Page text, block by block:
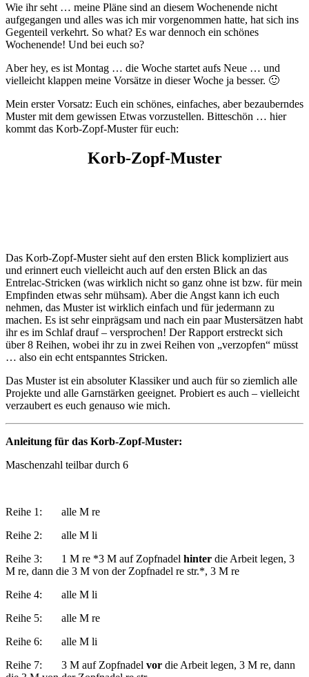
Wie ihr seht … meine Pläne sind an diesem Wochenende nicht
aufgegangen und alles was ich mir vorgenommen hatte, hat sich ins
Gegenteil verkehrt. So what? Es war dennoch ein schönes
Wochenende! Und bei euch so?
Aber hey, es ist Montag … die Woche startet aufs Neue … und
vielleicht klappen meine Vorsätze in dieser Woche ja besser. 🙂
Mein erster Vorsatz: Euch ein schönes, einfaches, aber bezauberndes
Muster mit dem gewissen Etwas vorzustellen. Bitteschön … hier
kommt das Korb-Zopf-Muster für euch:
Korb-Zopf-Muster
Das Korb-Zopf-Muster sieht auf den ersten Blick kompliziert aus
und erinnert euch vielleicht auch auf den ersten Blick an das
Entrelac-Stricken (was wirklich nicht so ganz ohne ist bzw. für mein
Empfinden etwas sehr mühsam). Aber die Angst kann ich euch
nehmen, das Muster ist wirklich einfach und für jedermann zu
machen. Es ist sehr einprägsam und nach ein paar Mustersätzen habt
ihr es im Schlaf drauf – versprochen! Der Rapport erstreckt sich
über 8 Reihen, wobei ihr zu in zwei Reihen von „verzopfen“ müsst
… also ein echt entspanntes Stricken.
Das Muster ist ein absoluter Klassiker und auch für so ziemlich alle
Projekte und alle Garnstärken geeignet. Probiert es auch – vielleicht
verzaubert es euch genauso wie mich.
Anleitung für das Korb-Zopf-Muster:
Maschenzahl teilbar durch 6
Reihe 1: alle M re
Reihe 2: alle M li
Reihe 3: 1 M re *3 M auf Zopfnadel hinter die Arbeit legen, 3
M re, dann die 3 M von der Zopfnadel re str.*, 3 M re
Reihe 4: alle M li
Reihe 5: alle M re
Reihe 6: alle M li
Reihe 7: 3 M auf Zopfnadel vor die Arbeit legen, 3 M re, dann